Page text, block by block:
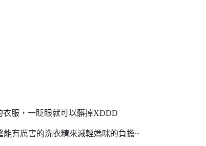
服，一眨眼就可以髒掉XDDD
有厲害的洗衣精來減輕媽咪的負擔~